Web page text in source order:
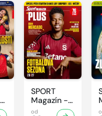
SPORT
Magazín -
30/2026
od